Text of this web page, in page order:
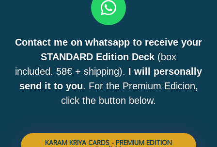
s
h
a
t
s
a
p
Contact me on whatsapp to receive your
STANDARD Edition Deck (box
included. 58€ + shipping). I will personally
send it to you. For the Premium Edicion,
click the button below.
KARAM KRIYA CARDS - PREMIUM EDITION